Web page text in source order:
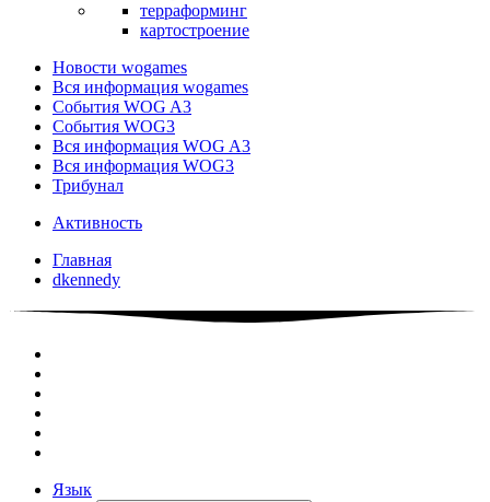
терраформинг
картостроение
Новости wogames
Вся информация wogames
События WOG A3
События WOG3
Вся информация WOG A3
Вся информация WOG3
Трибунал
Активность
Главная
dkennedy
Язык